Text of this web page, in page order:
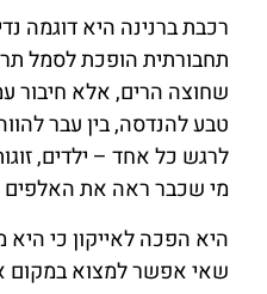
רכבת ברנינה היא דוגמה
תחבורתית הופכת לסמל
שחוצה הרים, אלא חיבור
טבע להנדסה, בין עבר
לרגש כל אחד – ילדים,
מי שכבר ראה את האלפים
היא הפכה לאייקון כי
שאי אפשר למצוא במקום